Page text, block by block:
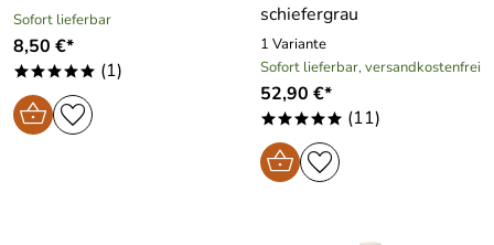
Sofort lieferbar
8,50 €*
***** (1)
schiefergrau
1 Variante
Sofort lieferbar, versandkostenfrei
52,90 €*
***** (11)